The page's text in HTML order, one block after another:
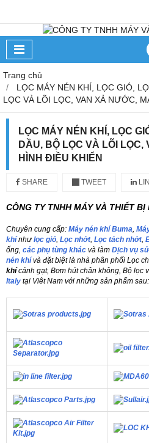
Trang chủ
LỌC MÁY NÉN KHÍ, LỌC GIÓ,
LỌC VÀ LÕI LỌC, VAN XẢ NƯỚC,
LỌC MÁY NÉN KHÍ, LỌC
DẦU, BỘ LỌC VÀ LÕI LỌC,
HÌNH ĐIỀU KHIỂN
SHARE TWEET
CÔNG TY TNHH MÁY VÀ THIẾT BỊ
Chuyên cung cấp: Máy nén khí Buma,
khínhưlọc gió, Lọc nhớt, Lọc tách nhớt,
ống, các phụ tùng khác và làm Dịch vụ
nén khívà đặt biệt là nhà phân phối Lọc
khícánh gạt, Bơm hút chân không, Bộ lọc
Italy tại Viêt Nam với những sản phẩm sau: